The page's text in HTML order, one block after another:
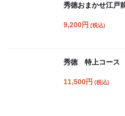
秀徳おまかせ江戸
9,200円 (税込)
秀徳 特上コース
11,500円 (税込)